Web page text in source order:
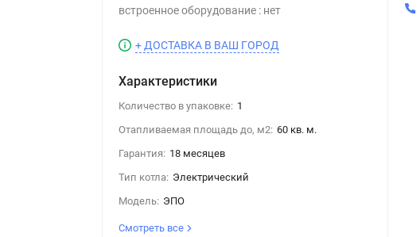
встроенное оборудование : нет
+ ДОСТАВКА В ВАШ ГОРОД
Характеристики
Количество в упаковке: 1
Отапливаемая площадь до, м2: 60 кв. м.
Гарантия: 18 месяцев
Тип котла: Электрический
Модель: ЭПО
Смотреть все